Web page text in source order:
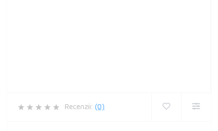
Recenzii: (0)